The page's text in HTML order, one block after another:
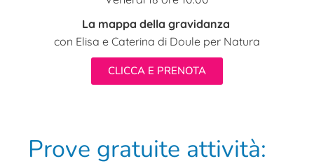
La mappa della gravidanza
con Elisa e Caterina di Doule per Natura
CLICCA E PRENOTA
Prove gratuite attività: